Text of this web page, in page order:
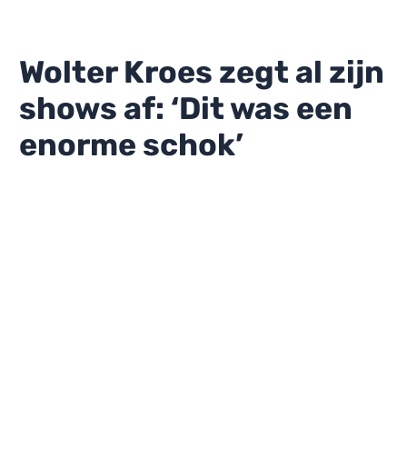
Wolter Kroes zegt al zijn
shows af: ‘Dit was een
enorme schok’